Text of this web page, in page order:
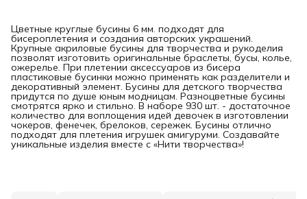
Цветные круглые бусины 6 мм. подходят для
бисероплетения и создания авторских украшений.
Крупные акриловые бусины для творчества и рукоделия
позволят изготовить оригинальные браслеты, бусы, колье,
ожерелье. При плетении аксессуаров из бисера
пластиковые бусинки можно применять как разделители и
декоративный элемент. Бусины для детского творчества
придутся по душе юным модницам. Разноцветные бусины
смотрятся ярко и стильно. В наборе 930 шт. - достаточное
количество для воплощения идей девочек в изготовлении
чокеров, фенечек, брелоков, сережек. Бусины отлично
подходят для плетения игрушек амигуруми. Создавайте
уникальные изделия вместе с «Нити творчества»!